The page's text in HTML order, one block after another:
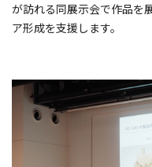
が訪れる同展示会で作品を
ア形成を支援します。